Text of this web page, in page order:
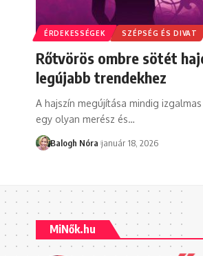
ÉRDEKESSÉGEK SZÉPSÉG ÉS DIVAT
Rőtvörös ombre sötét
legújabb trendekhez
A hajszín megújítása mindig
egy olyan merész és…
Balogh Nóra január 18, 2026
MiNők.hu